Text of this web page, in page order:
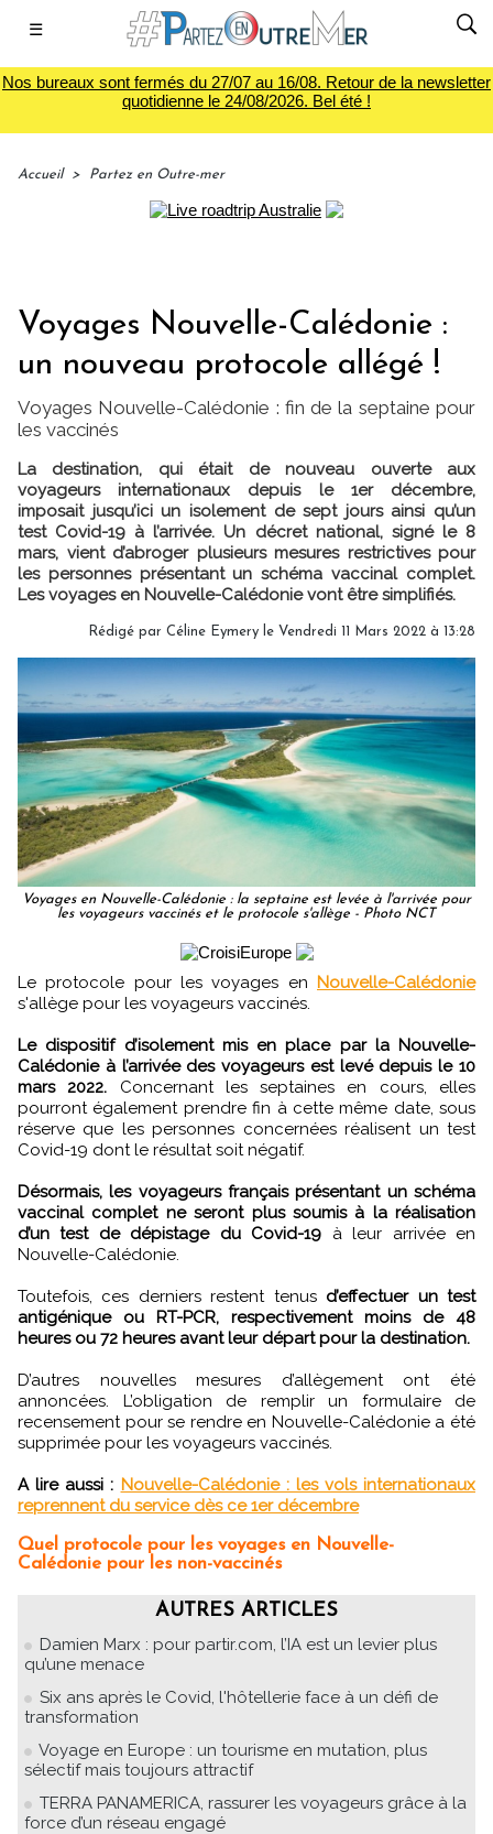
☰
Nos bureaux sont fermés du 27/07 au 16/08. Retour de la newsletter
quotidienne le 24/08/2026. Bel été !
Accueil > Partez en Outre-mer
Voyages Nouvelle-Calédonie :
un nouveau protocole allégé !
Voyages Nouvelle-Calédonie : fin de la septaine pour
les vaccinés
La destination, qui était de nouveau ouverte aux
voyageurs internationaux depuis le 1er décembre,
imposait jusqu’ici un isolement de sept jours ainsi qu’un
test Covid-19 à l’arrivée. Un décret national, signé le 8
mars, vient d’abroger plusieurs mesures restrictives pour
les personnes présentant un schéma vaccinal complet.
Les voyages en Nouvelle-Calédonie vont être simplifiés.
Rédigé par Céline Eymery le Vendredi 11 Mars 2022 à 13:28
Voyages en Nouvelle-Calédonie : la septaine est levée à l'arrivée pour
les voyageurs vaccinés et le protocole s'allège - Photo NCT
Le protocole pour les voyages en Nouvelle-Calédonie
s'allège pour les voyageurs vaccinés.
Le dispositif d’isolement mis en place par la Nouvelle-
Calédonie à l’arrivée des voyageurs est levé depuis le 10
mars 2022. Concernant les septaines en cours, elles
pourront également prendre fin à cette même date, sous
réserve que les personnes concernées réalisent un test
Covid-19 dont le résultat soit négatif.
Désormais, les voyageurs français présentant un schéma
vaccinal complet ne seront plus soumis à la réalisation
d’un test de dépistage du Covid-19 à leur arrivée en
Nouvelle-Calédonie.
Toutefois, ces derniers restent tenus d’effectuer un test
antigénique ou RT-PCR, respectivement moins de 48
heures ou 72 heures avant leur départ pour la destination.
D’autres nouvelles mesures d’allègement ont été
annoncées. L’obligation de remplir un formulaire de
recensement pour se rendre en Nouvelle-Calédonie a été
supprimée pour les voyageurs vaccinés.
A lire aussi : Nouvelle-Calédonie : les vols internationaux
reprennent du service dès ce 1er décembre
Quel protocole pour les voyages en Nouvelle-
Calédonie pour les non-vaccinés
AUTRES ARTICLES
Damien Marx : pour partir.com, l’IA est un levier plus
qu’une menace
Six ans après le Covid, l'hôtellerie face à un défi de
transformation
Voyage en Europe : un tourisme en mutation, plus
sélectif mais toujours attractif
TERRA PANAMERICA, rassurer les voyageurs grâce à la
force d’un réseau engagé